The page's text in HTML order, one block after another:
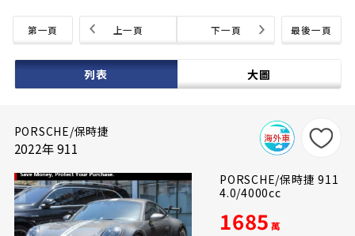
第一頁 最後一頁
上一頁 下一頁
列表 大圖
PORSCHE/保時捷
2022年 911
PORSCHE/保時捷 911
4.0/4000cc
1685 萬